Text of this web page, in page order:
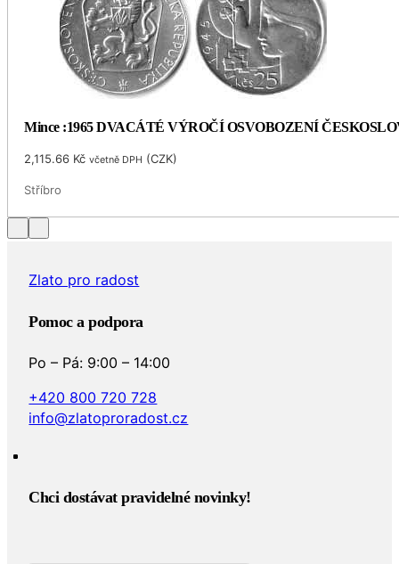
Mince :1965 DVACÁTÉ VÝROČÍ OSVOBOZENÍ
2,115.66 Kč včetně DPH (CZK)
Stříbro
Zlato pro radost
Pomoc a podpora
Po – Pá: 9:00 – 14:00
+420 800 720 728
info@zlatoproradost.cz
Chci dostávat pravidelné novinky!​